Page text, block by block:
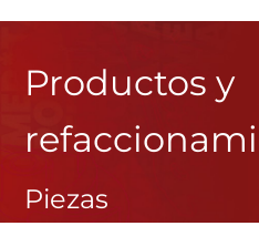
Productos y
Piezas